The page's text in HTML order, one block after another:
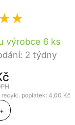
výrobce 6 ks
2 týdny
recykl. poplatek: 4,00 Kč
+